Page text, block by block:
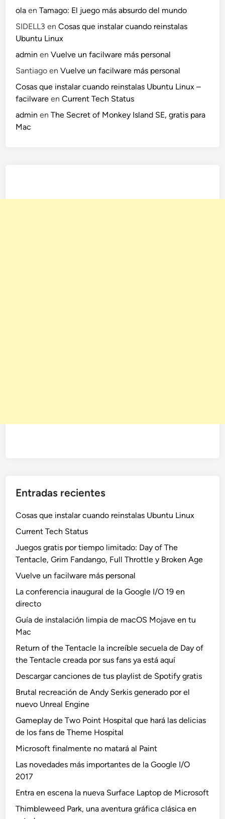
ola enTamago: El juego más absurdo del mundo
SIDELL3 enCosas que instalar cuando reinstalas
Ubuntu Linux
admin enVuelve un facilware más personal
Santiago enVuelve un facilware más personal
Cosas que instalar cuando reinstalas Ubuntu Linux –
facilware enCurrent Tech Status
admin enThe Secret of Monkey Island SE, gratis para
Mac
Entradas recientes
Cosas que instalar cuando reinstalas Ubuntu Linux
Current Tech Status
Juegos gratis por tiempo limitado: Day of The
Tentacle, Grim Fandango, Full Throttle y Broken Age
Vuelve un facilware más personal
La conferencia inaugural de la Google I/O 19 en
directo
Guía de instalación limpia de macOS Mojave en tu
Mac
Return of the Tentacle la increíble secuela de Day of
the Tentacle creada por sus fans ya está aquí
Descargar canciones de tus playlist de Spotify gratis
Brutal recreación de Andy Serkis generado por el
nuevo Unreal Engine
Gameplay de Two Point Hospital que hará las delicias
de los fans de Theme Hospital
Microsoft finalmente no matará al Paint
Las novedades más importantes de la Google I/O
2017
Entra en escena la nueva Surface Laptop de Microsoft
Thimbleweed Park, una aventura gráfica clásica en